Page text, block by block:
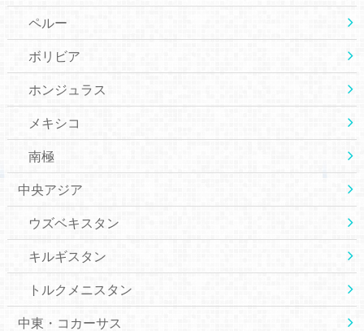
ペルー
ボリビア
ホンジュラス
メキシコ
南極
中央アジア
ウズベキスタン
キルギスタン
トルクメニスタン
中東・コカーサス